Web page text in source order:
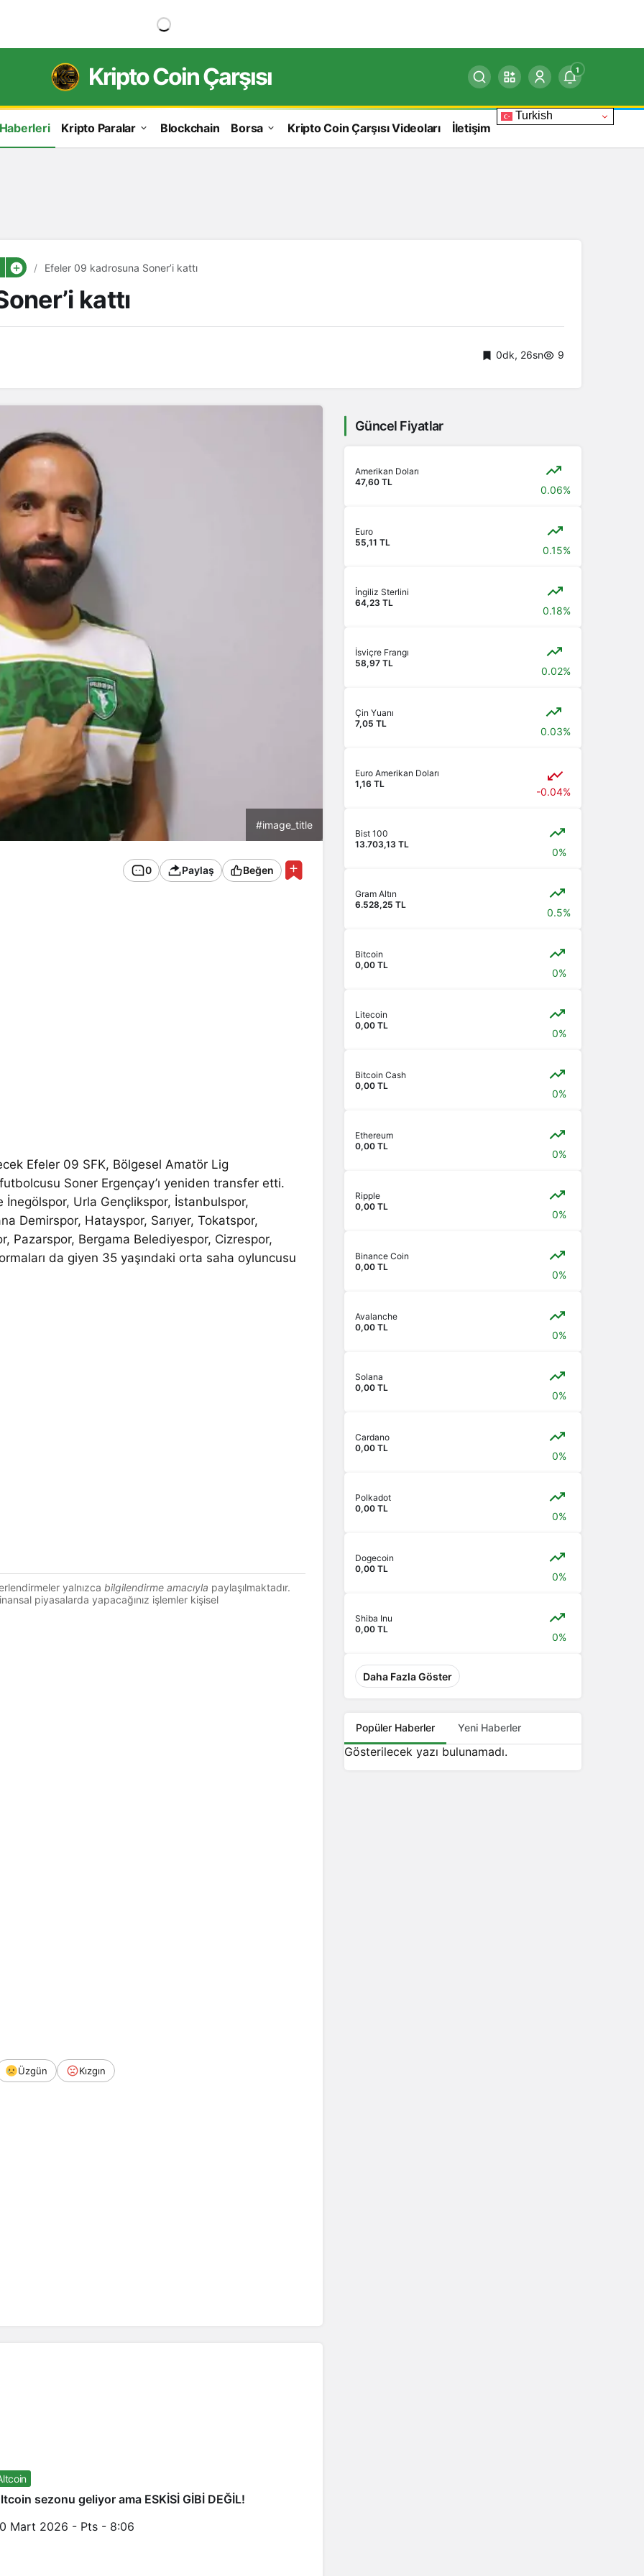
Kripto Coin Çarşısı 1
Kripto Paralar Blockchain Borsa Kripto Coin Çarşısı Videoları İletişim
Turkish
Efeler 09 kadrosuna Soner’i kattı
kattı
0dk, 26sn 9
#image_title
0 Paylaş Beğen
Efeler 09 SFK, Bölgesel Amatör Lig
Soner Ergençay’ı yeniden transfer etti.
İnegölspor, Urla Gençlikspor, İstanbulspor,
Demirspor, Hatayspor, Sarıyer, Tokatspor,
Pazarspor, Bergama Belediyespor, Cizrespor,
da giyen 35 yaşındaki orta saha oyluncusu
yalnızca bilgilendirme amacıyla paylaşılmaktadır.
piyasalarda yapacağınız işlemler kişisel
Üzgün Kızgın
sezonu geliyor ama ESKİSİ GİBİ DEĞİL!
Mart 2026 - Pts - 8:06
Güncel Fiyatlar
Amerikan Doları
47,60 TL
0.06%
Euro
55,11 TL
0.15%
İngiliz Sterlini
64,23 TL
0.18%
İsviçre Frangı
58,97 TL
0.02%
Çin Yuanı
7,05 TL
0.03%
Euro Amerikan Doları
1,16 TL
-0.04%
Bist 100
13.703,13 TL
0%
Gram Altın
6.528,25 TL
0.5%
Bitcoin
0,00 TL
0%
Litecoin
0,00 TL
0%
Bitcoin Cash
0,00 TL
0%
Ethereum
0,00 TL
0%
Ripple
0,00 TL
0%
Binance Coin
0,00 TL
0%
Avalanche
0,00 TL
0%
Solana
0,00 TL
0%
Cardano
0,00 TL
0%
Polkadot
0,00 TL
0%
Dogecoin
0,00 TL
0%
Shiba Inu
0,00 TL
0%
Daha Fazla Göster
Popüler Haberler Yeni Haberler
Gösterilecek yazı bulunamadı.